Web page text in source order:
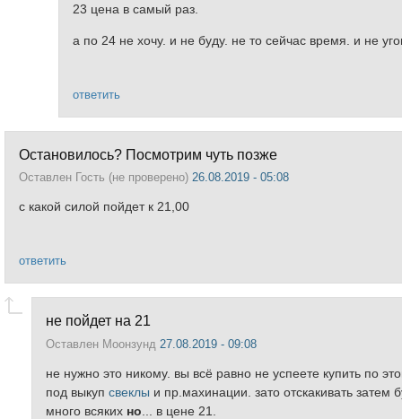
23 цена в самый раз.
а по 24 не хочу. и не буду. не то сейчас время. и не
ответить
Остановилось? Посмотрим чуть позже
Оставлен Гость (не проверено) 26.08.2019 - 05:08
с какой силой пойдет к 21,00
ответить
не пойдет на 21
Оставлен Моонзунд 27.08.2019 - 09:08
не нужно это никому. вы всё равно не успеете купить по
под выкуп свеклы и пр.махинации. зато отскакивать
много всяких но ... в цене 21.